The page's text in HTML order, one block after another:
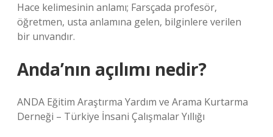
Hace kelimesinin anlamı; Farsçada profesör,
öğretmen, usta anlamına gelen, bilginlere verilen
bir unvandır.
Anda’nın açılımı nedir?
ANDA Eğitim Araştırma Yardım ve Arama Kurtarma
Derneği – Türkiye İnsani Çalışmalar Yıllığı